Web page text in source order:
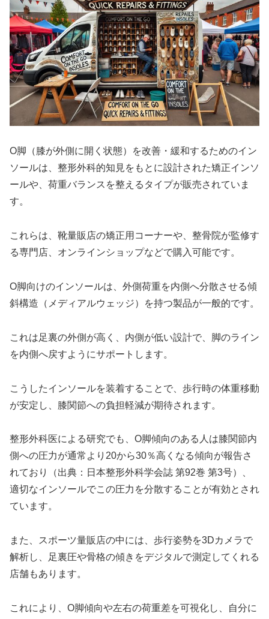
O脚（膝が外側に開く状態）を改善・緩和するためのイン
ソールは、整形外科的知見をもとに設計された矯正インソ
ールや、荷重バランスを整えるタイプが販売されていま
す。
これらは、靴量販店の矯正用コーナーや、整骨院が監修す
る専門店、オンラインショップなどで購入可能です。
O脚向けのインソールは、外側荷重を内側へ分散させる傾
斜構造（メディアルウェッジ）を持つ製品が一般的です。
これは足裏の外側が高く、内側が低い設計で、脚のライン
を内側へ戻すようにサポートします。
こうしたインソールを装着することで、歩行時の体重移動
が安定し、膝関節への負担軽減が期待されます。
整形外科医による研究でも、O脚傾向のある人は膝関節内
側への圧力が通常より20から30％高くなる傾向が報告さ
れており（出典：日本整形外科学会誌 第92巻 第3号）、
適切なインソールでこの圧力を分散することが有効とされ
ています。
また、スポーツ量販店の中には、歩行姿勢を3Dカメラで
解析し、足裏圧や骨格の傾きをデジタルで測定してくれる
店舗もあります。
これにより、O脚傾向や左右の荷重差を可視化し、自分に